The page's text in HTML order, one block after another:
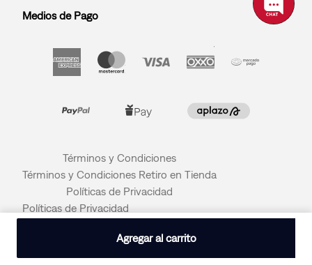
Agregar al carrito
Medios de Pago
Términos y Condiciones
Términos y Condiciones Retiro en Tienda
Políticas de Privacidad
Políticas de Privacidad
© 2026 LEVI STRAUSS & CO